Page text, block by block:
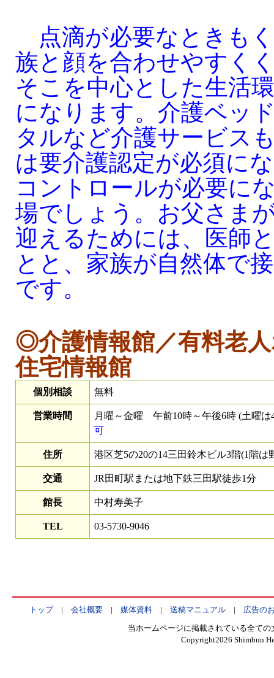
点滴が必要なときも
族と顔を合わせやすく
そこを中心とした生活
になります。介護ベッ
タルなど介護サービス
は要介護認定が必須に
コントロールが必要に
場でしょう。お父さま
迎えるためには、医師
とと、家族が自然体で
です。
◎介護情報館／有料老
住宅情報館
個別相談 無料
営業時間
月曜～金曜 午前10時～午後6時 (土曜
可
住所 港区芝5の20の14三田鈴木ビル3階(1階は
交通 JR田町駅または地下鉄三田駅徒歩1分
館長 中村寿美子
TEL 03-5730-9046
トップ| 会社概要| 媒体資料| 送稿マニュアル| 広告の
当ホームページに掲載されている全て
Copyright2026 Shimbun